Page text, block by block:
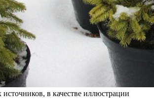
в качестве иллюстрации